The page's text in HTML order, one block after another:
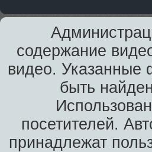
содержание
видео. Указанные
быть
посетителей.
принадлежат